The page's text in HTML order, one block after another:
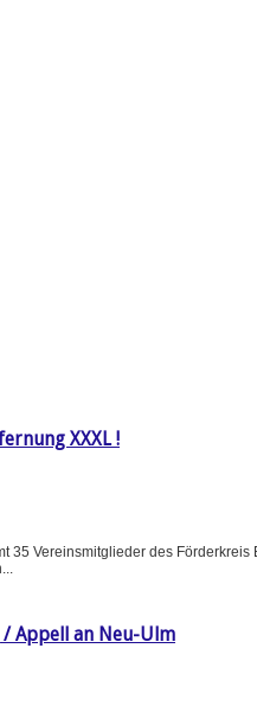
XXXL !
35 Vereinsmitglieder des
Appell an Neu-Ulm